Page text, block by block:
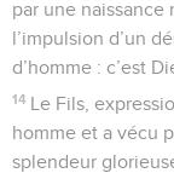
par une naissance
l’impulsion d’un
d’homme : c’est
14 Le Fils,
homme et a vécu
splendeur